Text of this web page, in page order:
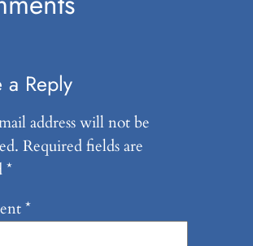
a Reply
address will not be
Required fields are
*
*